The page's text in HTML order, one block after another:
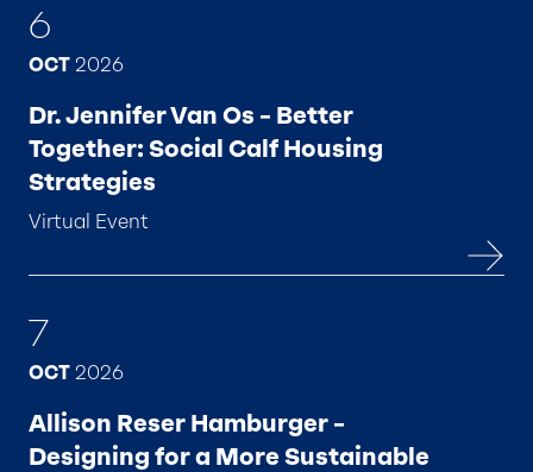
6
OCT 2026
Dr. Jennifer Van Os – Better
Together: Social Calf Housing
Strategies
Virtual Event
7
OCT 2026
Allison Reser Hamburger –
Designing for a More Sustainable